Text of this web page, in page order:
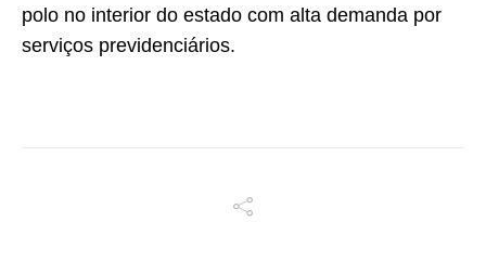
polo no interior do estado com alta demanda por
serviços previdenciários.